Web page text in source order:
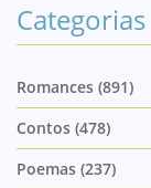
Categorias
Romances (891)
Contos (478)
Poemas (237)